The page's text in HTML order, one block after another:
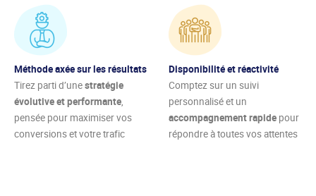
Méthode axée sur les résultats
Tirez parti d’unestratégie
évolutive et performante,
pensée pour maximiser vos
conversions et votre trafic
Disponibilité et réactivité
Comptez sur un suivi
personnalisé et un
accompagnement rapide pour
répondre à toutes vos attentes